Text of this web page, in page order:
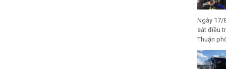
Ngày 17/
sát điều
Thuận